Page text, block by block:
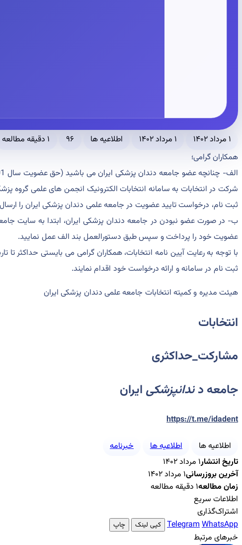
۱ مرداد ۱۴۰۲ ۱ مرداد ۱۴۰۲ اطلاعیه ها ۹۶ ۱ دقیقه مطالعه
همکاران گرامی؛
ثبت نام، درخواست تایید عضویت در جامعه علمی دندان پزشکی ایران را ارسال
عضویت خود را پرداخت و سپس طبق دستورالعمل بند الف عمل نمایید.
ثبت نام در سامانه و ارائه درخواست خود اقدام نمایند.
هیئت مدیره و کمیته انتخابات جامعه علمی دندان پزشکی ایران
انتخابات
مشارکت_حداکثری
جامعه دندانپزشکی ایران
https://t.me/idadent
اطلاعیه ها اطلاعیه ها
خبرنامه
تاریخ انتشار۱ مرداد ۱۴۰۲
آخرین بروزرسانی۱ مرداد ۱۴۰۲
زمان مطالعه۱ دقیقه مطالعه
اطلاعات سریع
اشتراک‌گذاری
TelegramWhatsApp کپی لینک چاپ
خبرهای مرتبط